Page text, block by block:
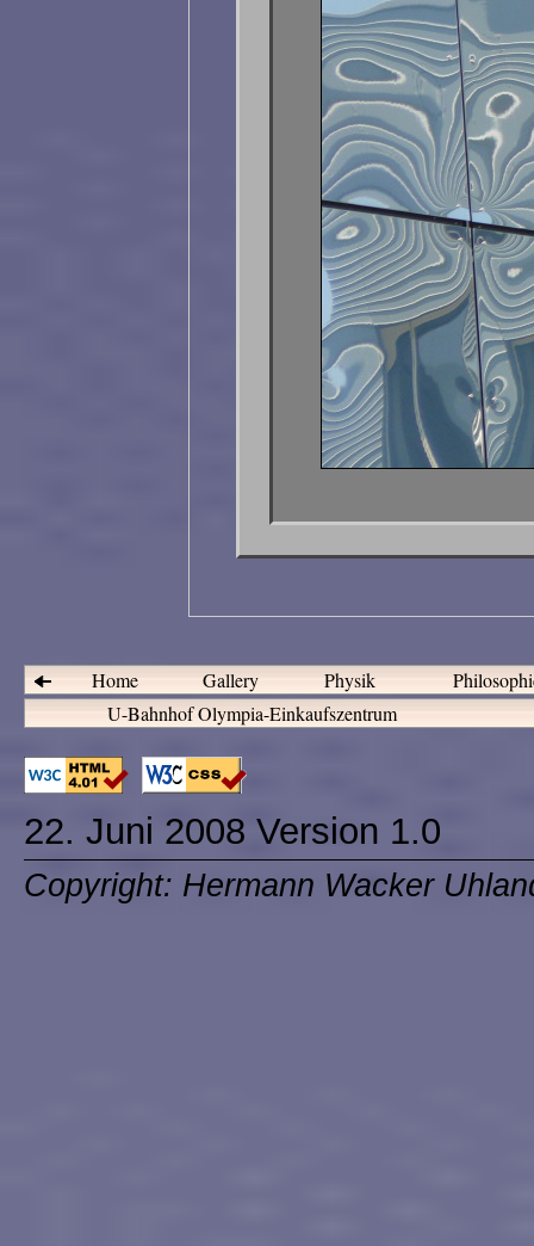
Home Gallery Physik
U-Bahnhof Olympia-Einkaufszentrum
22. Juni 2008 Version 1.0
Copyright: Hermann Wacker